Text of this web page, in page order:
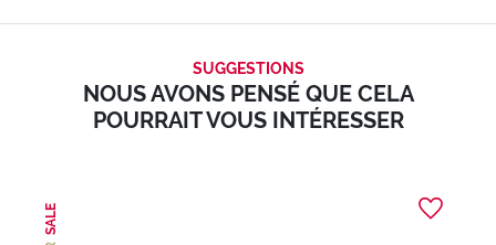
SUGGESTIONS
NOUS AVONS PENSÉ QUE CELA
POURRAIT VOUS INTÉRESSER
SALE